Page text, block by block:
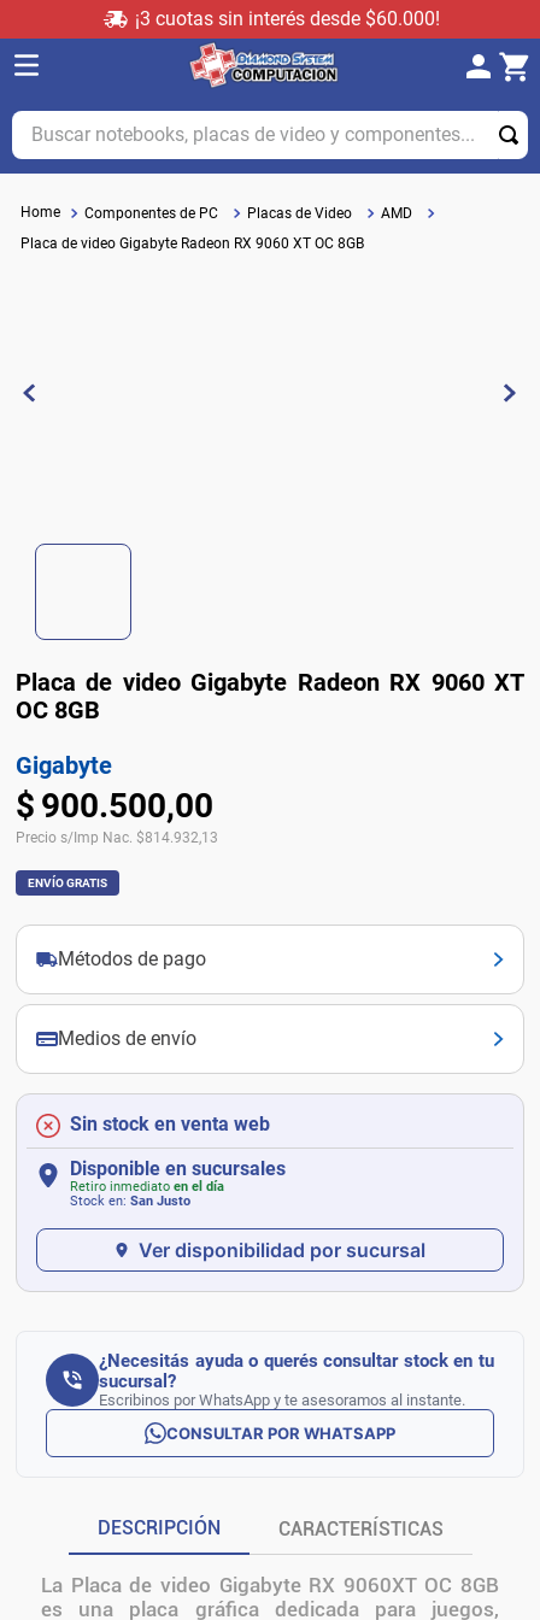
¡3 cuotas sin interés desde $60.000!
Buscar notebooks, placas de video y componentes...
Componentes de PC Placas de Video
AMD
Placa de video Gigabyte Radeon RX 9060 XT OC 8GB
Placa de video Gigabyte Radeon RX 9060 XT
OC 8GB
Gigabyte
$ 900.500,00
Precio s/Imp Nac. $814.932,13
ENVÍO GRATIS
Métodos de pago
Medios de envío
Sin stock en venta web
Disponible en sucursales
Retiro inmediato en el día
Stock en: San Justo
Ver disponibilidad por sucursal
¿Necesitás ayuda o querés consultar stock en tu
sucursal?
Escribinos por WhatsApp y te asesoramos al instante.
CONSULTAR POR WHATSAPP
DESCRIPCIÓN CARACTERÍSTICAS
La Placa de video Gigabyte RX 9060XT OC 8GB
es una placa gráfica dedicada para juegos,